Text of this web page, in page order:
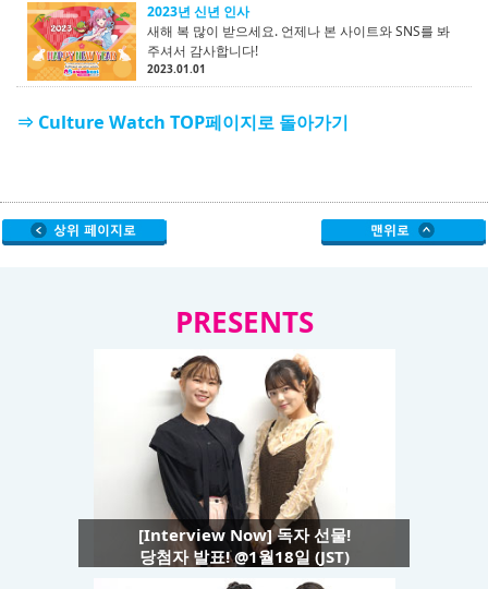
2023년 신년 인사
새해 복 많이 받으세요. 언제나 본 사이트와 SNS를 봐
주셔서 감사합니다!
2023.01.01
⇒ Culture Watch TOP페이지로 돌아가기
PRESENTS
[Interview Now] 독자 선물!
당첨자 발표! @1월18일 (JST)